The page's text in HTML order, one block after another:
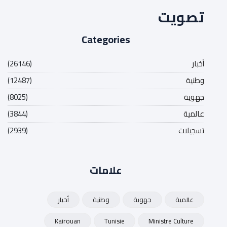
تصويت
Categories
أخبار
(26146)
وطنية
(12487)
جهوية
(8025)
عالمية
(3844)
تسجيلات
(2939)
علامات
عالمية جهوية وطنية
أخبار
Ministre Culture
Tunisie
Kairouan